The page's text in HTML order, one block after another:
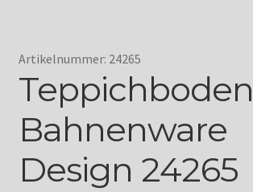
Artikelnummer: 24265
Teppichboden
Bahnenware
Design 24265